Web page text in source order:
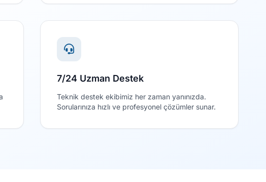
7/24 Uzman Destek
Teknik destek ekibimiz her zaman yanınızda.
Sorularınıza hızlı ve profesyonel çözümler sunar.